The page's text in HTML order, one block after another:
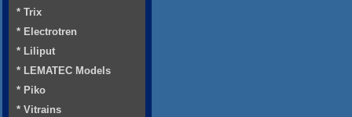
* Trix
* Electrotren
* Liliput
* LEMATEC Models
* Piko
* Vitrains